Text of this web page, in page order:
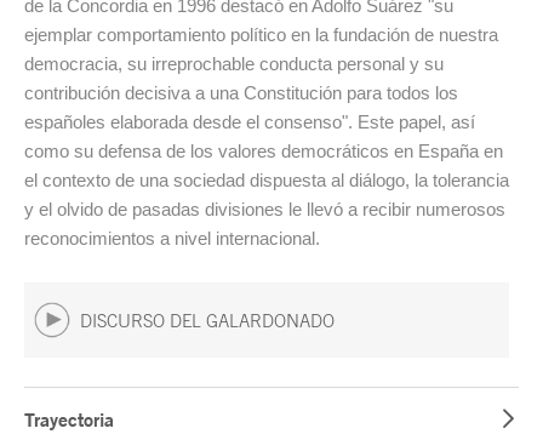
de la Concordia en 1996 destacó en Adolfo Suárez "su
ejemplar comportamiento político en la fundación de nuestra
democracia, su irreprochable conducta personal y su
contribución decisiva a una Constitución para todos los
españoles elaborada desde el consenso". Este papel, así
como su defensa de los valores democráticos en España en
el contexto de una sociedad dispuesta al diálogo, la tolerancia
y el olvido de pasadas divisiones le llevó a recibir numerosos
reconocimientos a nivel internacional.
DISCURSO DEL GALARDONADO
Trayectoria